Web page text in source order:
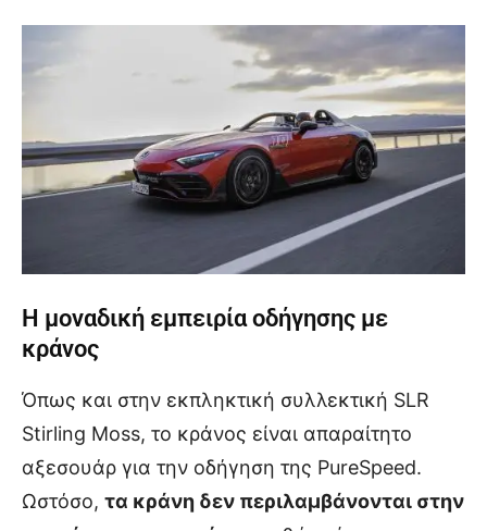
Η μοναδική εμπειρία οδήγησης με
κράνος
Όπως και στην εκπληκτική συλλεκτική SLR
Stirling Moss, το κράνος είναι απαραίτητο
αξεσουάρ για την οδήγηση της PureSpeed.
Ωστόσο, τα κράνη δεν περιλαμβάνονται στην